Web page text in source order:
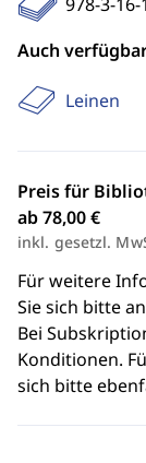
Auch
Leinen
Preis für
ab 78,00 €
inkl. gesetzl.
Für weitere
Sie sich bitte
Bei
Konditionen.
sich bitte